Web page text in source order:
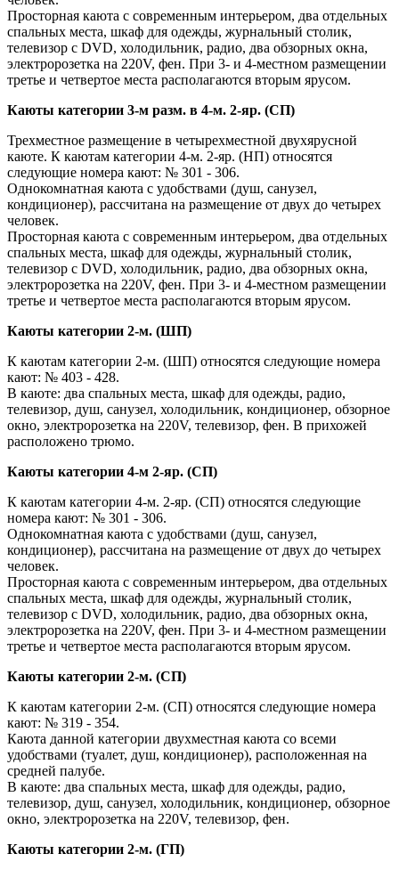
Просторная каюта с современным интерьером, два отдельных
спальных места, шкаф для одежды, журнальный столик,
телевизор c DVD, холодильник, радио, два обзорных окна,
электророзетка на 220V, фен. При 3- и 4-местном размещении
третье и четвертое места располагаются вторым ярусом.
Каюты категории 3-м разм. в 4-м. 2-яр. (СП)
Трехместное размещение в четырехместной двухярусной
каюте. К каютам категории 4-м. 2-яр. (НП) относятся
следующие номера кают: № 301 - 306.
Однокомнатная каюта с удобствами (душ, санузел,
кондиционер), рассчитана на размещение от двух до четырех
человек.
Просторная каюта с современным интерьером, два отдельных
спальных места, шкаф для одежды, журнальный столик,
телевизор c DVD, холодильник, радио, два обзорных окна,
электророзетка на 220V, фен. При 3- и 4-местном размещении
третье и четвертое места располагаются вторым ярусом.
Каюты категории 2-м. (ШП)
К каютам категории 2-м. (ШП) относятся следующие номера
кают: № 403 - 428.
В каюте: два спальных места, шкаф для одежды, радио,
телевизор, душ, санузел, холодильник, кондиционер, обзорное
окно, электророзетка на 220V, телевизор, фен. В прихожей
расположено трюмо.
Каюты категории 4-м 2-яр. (СП)
К каютам категории 4-м. 2-яр. (CП) относятся следующие
номера кают: № 301 - 306.
Однокомнатная каюта с удобствами (душ, санузел,
кондиционер), рассчитана на размещение от двух до четырех
человек.
Просторная каюта с современным интерьером, два отдельных
спальных места, шкаф для одежды, журнальный столик,
телевизор c DVD, холодильник, радио, два обзорных окна,
электророзетка на 220V, фен. При 3- и 4-местном размещении
третье и четвертое места располагаются вторым ярусом.
Каюты категории 2-м. (СП)
К каютам категории 2-м. (СП) относятся следующие номера
кают: № 319 - 354.
Каюта данной категории двухместная каюта со всеми
удобствами (туалет, душ, кондиционер), расположенная на
средней палубе.
В каюте: два спальных места, шкаф для одежды, радио,
телевизор, душ, санузел, холодильник, кондиционер, обзорное
окно, электророзетка на 220V, телевизор, фен.
Каюты категории 2-м. (ГП)